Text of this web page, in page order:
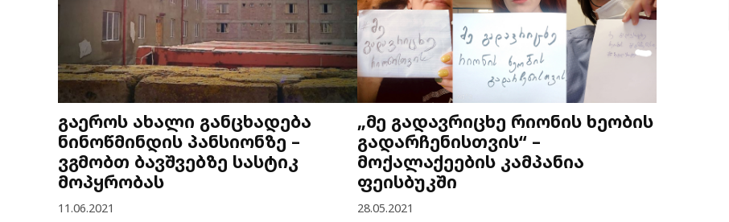
გაეროს ახალი განცხადება
ნინოწმინდის პანსიონზე –
ვგმობთ ბავშვებზე სასტიკ
მოპყრობას
11.06.2021
„მე გადავრიცხე რიონის ხეობის
გადარჩენისთვის“ –
მოქალაქეების კამპანია
ფეისბუკში
28.05.2021